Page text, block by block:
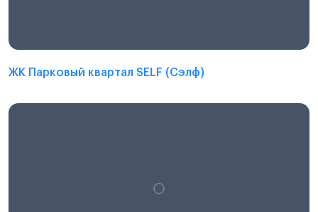
ЖК Парковый квартал SELF (Сэлф)